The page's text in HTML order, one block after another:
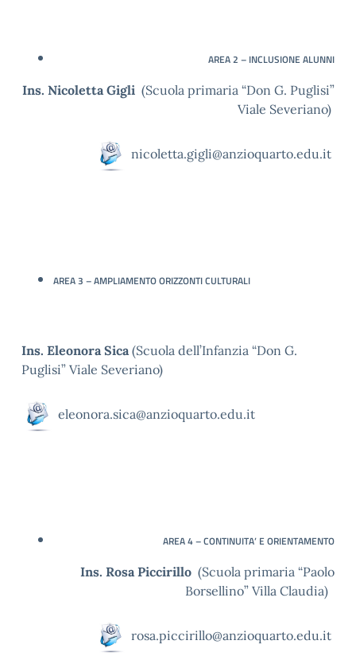
AREA 2 – INCLUSIONE ALUNNI
Ins. Nicoletta Gigli (Scuola primaria “Don G. Puglisi”
Viale Severiano)
nicoletta.gigli@anzioquarto.edu.it
AREA 3 – AMPLIAMENTO ORIZZONTI CULTURALI
Ins. Eleonora Sica(Scuola dell’Infanzia “Don G.
Puglisi” Viale Severiano)
eleonora.sica@anzioquarto.edu.it
AREA 4 – CONTINUITA’ E ORIENTAMENTO
Ins. Rosa Piccirillo (Scuola primaria “Paolo
Borsellino” Villa Claudia)
rosa.piccirillo@anzioquarto.edu.it